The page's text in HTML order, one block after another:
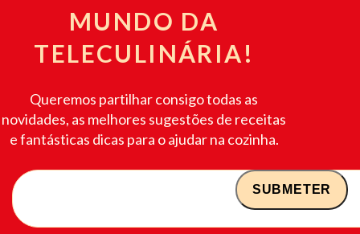
MUNDO DA
TELECULINÁRIA!
Queremos partilhar consigo todas as
novidades, as melhores sugestões de receitas
e fantásticas dicas para o ajudar na cozinha.